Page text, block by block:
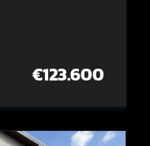
€123.600